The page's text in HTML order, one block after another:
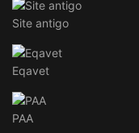
Site antigo
Eqavet
PAA